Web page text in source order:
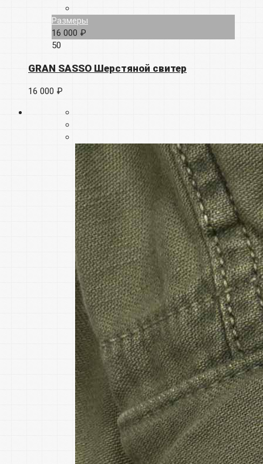
Размеры
16 000 ₽
50
GRAN SASSO Шерстяной свитер
16 000 ₽